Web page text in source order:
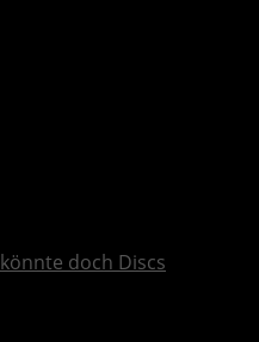
könnte doch Discs